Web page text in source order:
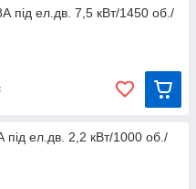
ВКО 10/45
під ел.дв. 7,5 кВт/1450 об./
під ел.дв. 2,2 кВт/1000 об./